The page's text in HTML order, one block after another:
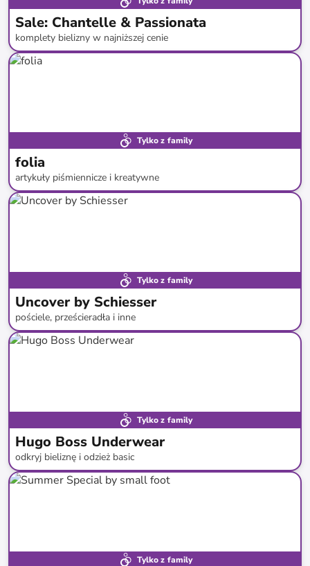
Sale: Chantelle & Passionata
komplety bielizny w najniższej cenie
do-
Tylko z family
folia
artykuły piśmiennicze i kreatywne
do-59%*
Tylko z family
Uncover by Schiesser
pościele, prześcieradła i inne
do-66%*
Tylko z family
Hugo Boss Underwear
odkryj bieliznę i odzież basic
do-39%*
Tylko z family